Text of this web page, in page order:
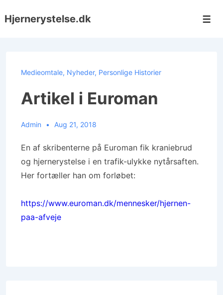
Hop
Hjernerystelse.dk
Medieomtale, Nyheder, Personlige Historier
Artikel i Euroman
Admin Aug 21, 2018
En af skribenterne på Euroman fik kraniebrud
og hjernerystelse i en trafik-ulykke nytårsaften.
Her fortæller han om forløbet:
https://www.euroman.dk/mennesker/hjernen-
paa-afveje